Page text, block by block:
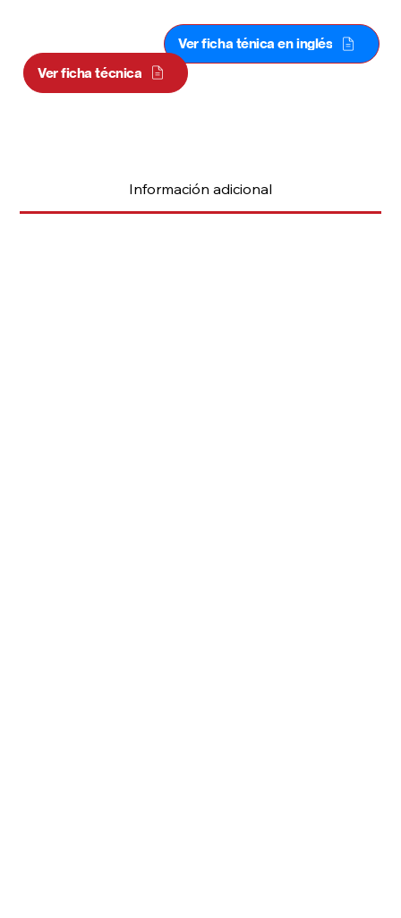
Ver ficha ténica en inglés
Ver ficha técnica
Información adicional